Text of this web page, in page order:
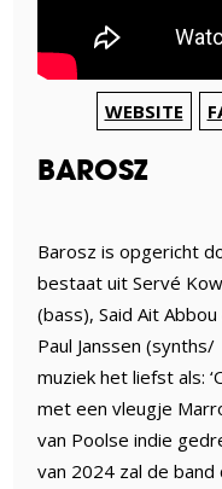
WEBSITE
BAROSZ
Barosz is opgericht
bestaat uit Servé
(bass), Said Ait
Paul Janssen
muziek het liefst als:
met een vleugje
van Poolse indie
van 2024 zal de